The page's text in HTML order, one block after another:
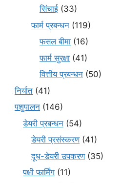
सिंचाई (33)
फार्म प्रबन्धन (119)
फसल बीमा (16)
फार्म सुरक्षा (41)
वित्तीय प्रबन्धन (50)
निर्यात (41)
पशुपालन (146)
डेयरी प्रबन्धन (54)
डेयरी प्रसंस्करण(41)
दूध-डेयरी उपकरण(35)
पक्षी फार्मिंग (11)